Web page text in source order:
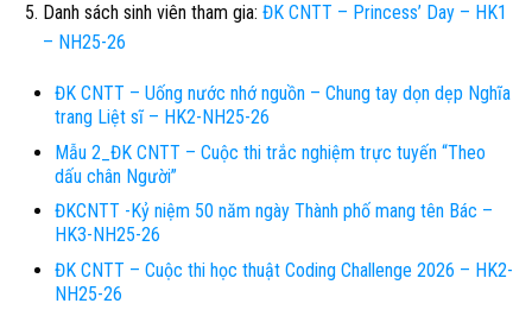
Danh sách sinh viên tham gia: ĐK CNTT – Princess’ Day – HK1
– NH25-26
ĐK CNTT – Uống nước nhớ nguồn – Chung tay dọn dẹp Nghĩa
trang Liệt sĩ – HK2-NH25-26
Mẫu 2_ĐK CNTT – Cuộc thi trắc nghiệm trực tuyến “Theo
dấu chân Người”
ĐKCNTT -Kỷ niệm 50 năm ngày Thành phố mang tên Bác –
HK3-NH25-26
ĐK CNTT – Cuộc thi học thuật Coding Challenge 2026 – HK2-
NH25-26